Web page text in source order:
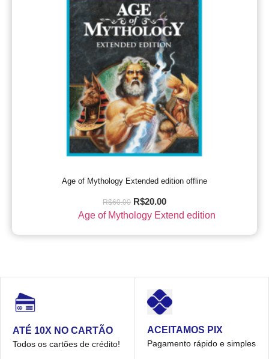
Age of Mythology Extended edition offline
R$60.00 R$20.00
Age of Mythology Extend edition
ATÉ 10X NO CARTÃO
Todos os cartões de crédito!
ACEITAMOS PIX
Pagamento rápido e simples